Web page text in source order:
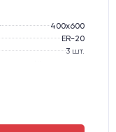
400х600
ER-20
3 шт.